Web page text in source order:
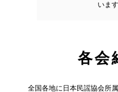
います
各会
全国各地に日本民謡協会所